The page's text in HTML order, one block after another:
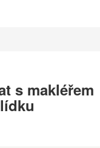
s makléřem